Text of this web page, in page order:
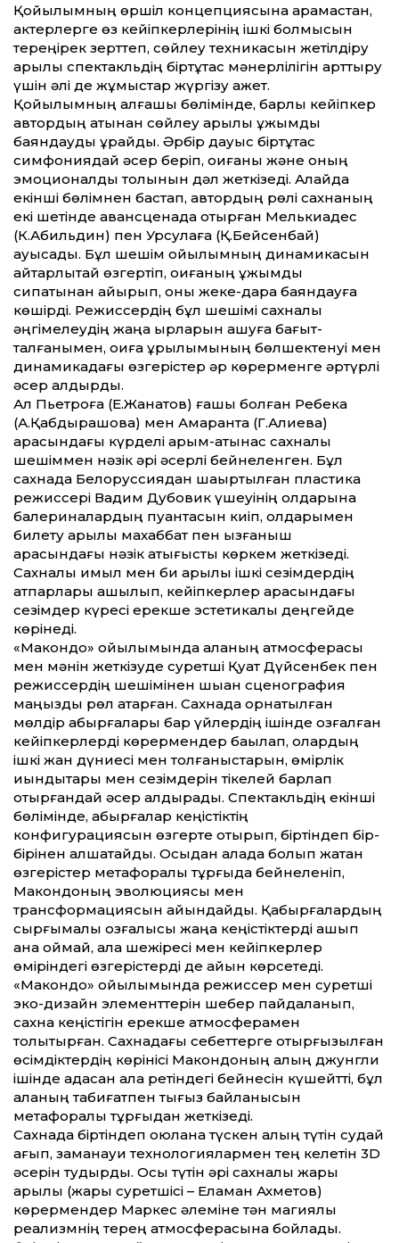
Қойылымның өршіл концепциясына қарамастан,
актерлерге өз кейіпкерлерінің ішкі болмысын
тереңірек зерт­теп, сөйлеу техникасын жетілдіру
арқылы спектакльдің біртұтас мәнерлілігін арт­тыру
үшін әлі де жұмыстар жүргізу қажет.
Қойылымның алғашқы бөлімінде, барлық кейіпкер
автордың атынан сөйлеу арқылы ұжымдық
баяндауды құрайды. Әрбір дауыс біртұтас
симфониядай әсер беріп, оқиғаны және оның
эмоционалдық толқынын дәл жеткізеді. Алайда
екінші бөлімнен бастап, автордың рөлі сахнаның
екі шетінде авансценада отырған Мелькиадес
(К.Абильдин) пен Урсулаға (Қ.Бейсенбай)
ауысады. Бұл шешім қойылымның динамикасын
айтарлықтай өзгертіп, оқиғаның ұжымдық
сипатынан айырып, оны жеке-дара баяндауға
көшірді. Режиссердің бұл шешімі сахналық
әңгімелеудің жаңа қырларын ашуға бағыт­
талғанымен, оқиға құрылымының бөлшектенуі мен
динамикадағы өзгерістер әр көрерменге әртүрлі
әсер қалдырды.
Ал Пьетроға (Е.Жанатов) ғашық болған Ребека
(А.Қабдырашова) мен Амаранта (Г.Алиева)
арасындағы күрделі қарым-қатынас сахналық
шешіммен нәзік әрі әсерлі бейнеленген. Бұл
сахнада Белоруссиядан шақыртылған пластика
режиссері Вадим Дубовик үшеуінің қолдарына
балериналардың пуантасын киіп, қолдарымен
билету арқылы махаббат пен қызғаныш
арасындағы нәзік қақтығысты көркем жеткізеді.
Сахналық қимыл мен би арқылы ішкі сезімдердің
қатпарлары ашылып, кейіп­керлер арасындағы
сезімдер күресі ерекше эстетикалық деңгейде
көрінеді.
«Макондо» қойылымында қаланың атмосферасы
мен мәнін жеткізуде суретші Қуат Дүйсенбек пен
режиссердің шешімінен шыққан сценография
маңызды рөл атқарған. Сахнада орнатылған
мөлдір қабырғалары бар үйлердің ішінде қозғалған
кейіпкерлерді көрермендер бақылап, олардың
ішкі жан дүниесі мен толғаныстарын, өмірлік
қиындықтары мен сезімдерін тікелей барлап
отырғандай әсер қалдырады. Спектакльдің екінші
бөлімінде, қабырғалар кеңістіктің
конфигурациясын өзгерте отырып, біртіндеп бір-
бірінен алшақтайды. Осыдан қалада болып жатқан
өзгерістер метафоралық тұрғыда бейнеленіп,
Макондоның эволюциясы мен
трансформациясын айқындайды. Қабырғалардың
сырғымалы қозғалысы жаңа кеңістіктерді ашып
қана қоймай, қала шежіресі мен кейіпкерлер
өміріндегі өзгерістерді де айқын көрсетеді.
«Макондо» қойылымында режиссер мен суретші
эко-дизайн элемент­терін шебер пайдаланып,
сахна кеңістігін ерекше атмосферамен
толықтырған. Сахнадағы себет­терге отырғызылған
өсімдіктердің көрінісі Макондоның қалың джунгли
ішінде адасқан қала ретіндегі бейнесін күшейт­ті, бұл
қаланың табиғатпен тығыз байланысын
метафоралық тұрғыдан жеткізеді.
Сахнада біртіндеп қоюлана түскен қалың түтін судай
ағып, заманауи технологиялармен тең келетін 3D
әсерін тудырды. Осы түтін әрі сахналық жарық
арқылы (жарық суретшісі – Еламан Ахметов)
көрермендер Маркес әлеміне тән магиялық
реализмнің терең атмосферасына бойлады.